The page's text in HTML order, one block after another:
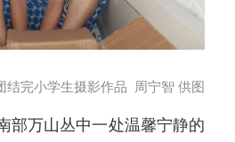
结完小学生摄影作品  周宁智 供图
部万山丛中一处温馨宁静的